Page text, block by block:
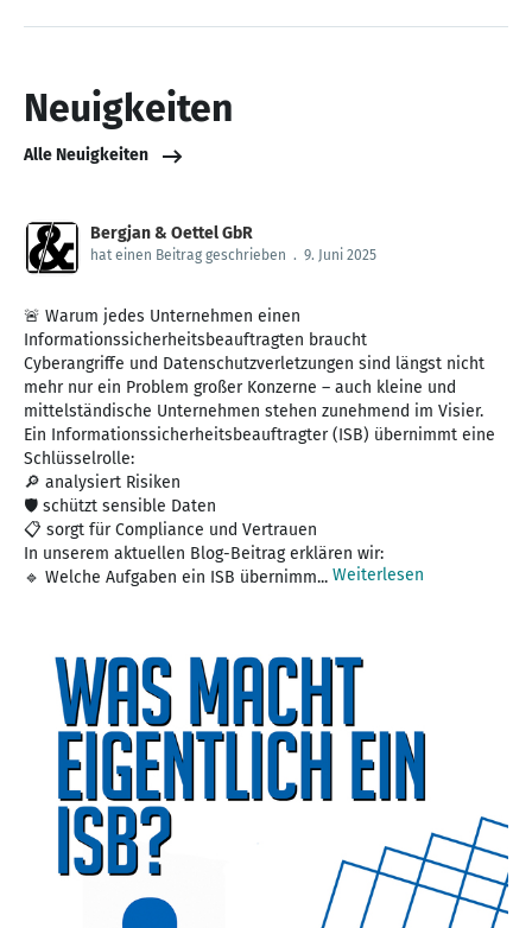
Neuigkeiten
Alle Neuigkeiten
Bergjan & Oettel GbR
hat einen Beitrag geschrieben . 9. Juni 2025
🚨 Warum jedes Unternehmen einen
Informationssicherheitsbeauftragten braucht
Cyberangriffe und Datenschutzverletzungen sind längst nicht
mehr nur ein Problem großer Konzerne – auch kleine und
mittelständische Unternehmen stehen zunehmend im Visier.
Ein Informationssicherheitsbeauftragter (ISB) übernimmt eine
Schlüsselrolle:
🔎 analysiert Risiken
🛡️ schützt sensible Daten
📋 sorgt für Compliance und Vertrauen
In unserem aktuellen Blog-Beitrag erklären wir:
🔹 Welche Aufgaben ein ISB übernimm... Weiterlesen